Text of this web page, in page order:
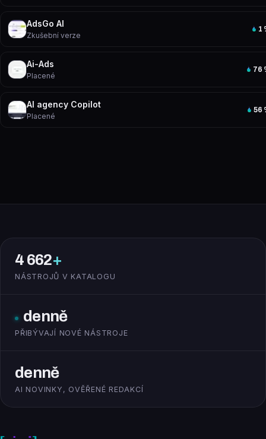
AdsGo AI
Zkušební verze
1
Ai-Ads
Placené
76
AI agency Copilot
Placené
56
4 662+
NÁSTROJŮ V KATALOGU
denně
PŘIBÝVAJÍ NOVÉ NÁSTROJE
denně
AI NOVINKY, OVĚŘENÉ REDAKCÍ